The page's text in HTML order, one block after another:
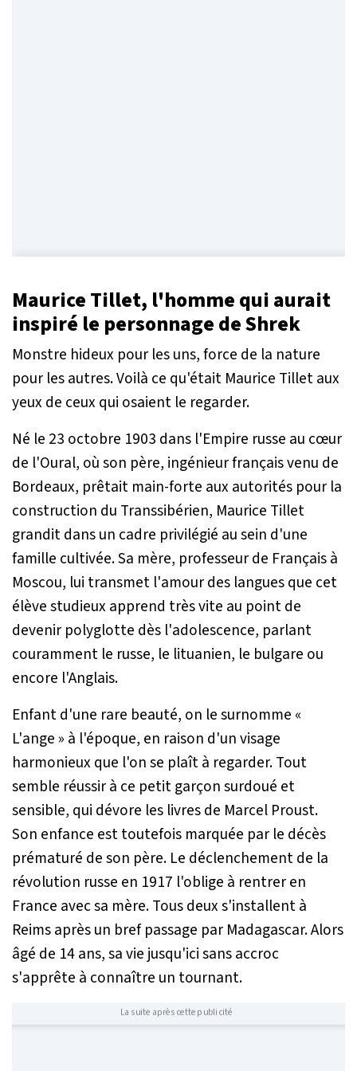
Maurice Tillet, l'homme qui aurait
inspiré le personnage de Shrek
Monstre hideux pour les uns, force de la nature
pour les autres. Voilà ce qu'était Maurice Tillet aux
yeux de ceux qui osaient le regarder.
Né le 23 octobre 1903 dans l'Empire russe au cœur
de l'Oural, où son père, ingénieur français venu de
Bordeaux, prêtait main-forte aux autorités pour la
construction du Transsibérien, Maurice Tillet
grandit dans un cadre privilégié au sein d'une
famille cultivée. Sa mère, professeur de Français à
Moscou, lui transmet l'amour des langues que cet
élève studieux apprend très vite au point de
devenir polyglotte dès l'adolescence, parlant
couramment le russe, le lituanien, le bulgare ou
encore l'Anglais.
Enfant d'une rare beauté, on le surnomme «
L'ange » à l'époque, en raison d'un visage
harmonieux que l'on se plaît à regarder. Tout
semble réussir à ce petit garçon surdoué et
sensible, qui dévore les livres de Marcel Proust.
Son enfance est toutefois marquée par le décès
prématuré de son père. Le déclenchement de la
révolution russe en 1917 l'oblige à rentrer en
France avec sa mère. Tous deux s'installent à
Reims après un bref passage par Madagascar. Alors
âgé de 14 ans, sa vie jusqu'ici sans accroc
s'apprête à connaître un tournant.
La suite après cette publicité